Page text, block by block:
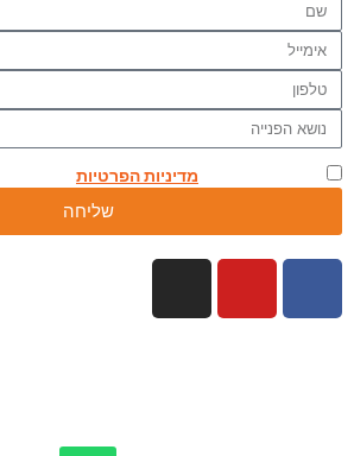
מדיניות הפרטיות
שליחה